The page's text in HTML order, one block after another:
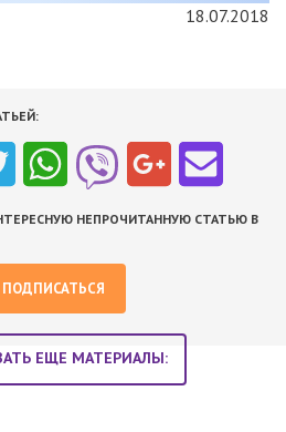
18.07.2018
НЕПРОЧИТАННУЮ СТАТЬЮ В
ПОДПИСАТЬСЯ
ЕЩЕ МАТЕРИАЛЫ: